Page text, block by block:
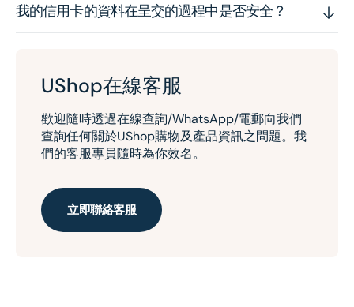
我的信用卡的資料在呈交的過程中是否安全？
UShop在線客服
歡迎隨時透過在線查詢/WhatsApp/電郵向我們
查詢任何關於UShop購物及產品資訊之問題。我
們的客服專員隨時為你效名。
立即聯絡客服